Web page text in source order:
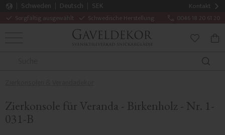
Kontakt
Sorgfältig ausgewählt Schwedische Herstellung 0046 18 20 61 20
Schweden Deutsch
SEK
MENÜ
Zierkonsole für Veranda - Birkenholz - Nr. 1-
031-B